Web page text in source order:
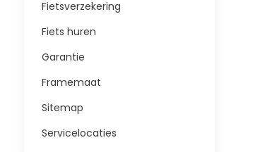
Fietsverzekering
Fiets huren
Garantie
Framemaat
Sitemap
Servicelocaties